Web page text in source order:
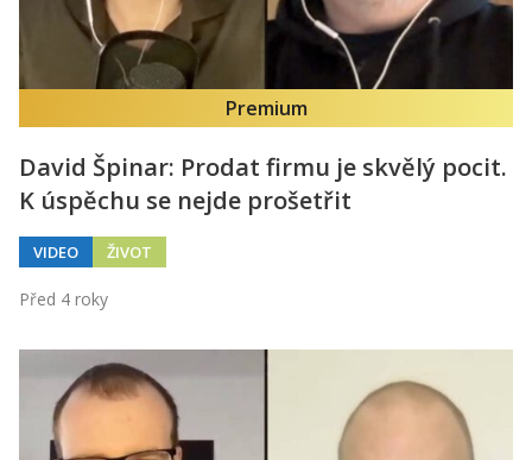
Premium
David Špinar: Prodat firmu je skvělý pocit.
K úspěchu se nejde prošetřit
VIDEO ŽIVOT
Před 4 roky